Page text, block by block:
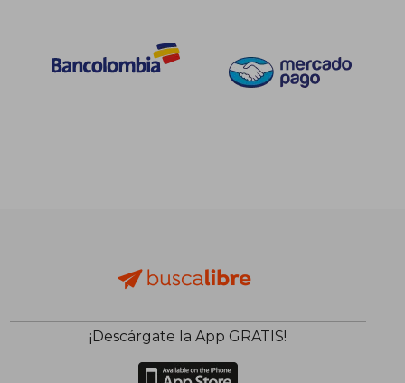
¡Descárgate la App GRATIS!